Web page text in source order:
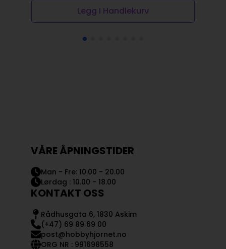
Legg I Handlekurv
VÅRE ÅPNINGSTIDER
Man - Fre: 10.00 - 20.00
Lørdag : 10.00 - 18.00
KONTAKT OSS
Rådhusgata 6, 1830 Askim
(+47) 69 89 69 00
post@hobbyhjornet.no
ORG NR : 991698558